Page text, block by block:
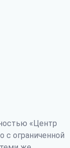
«Центр
с ограниченной